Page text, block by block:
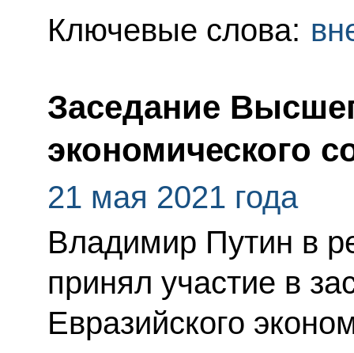
Ключевые слова:
Заседание
экономического
21 мая 2021 года
Владимир Путин в
принял участие в
Евразийского